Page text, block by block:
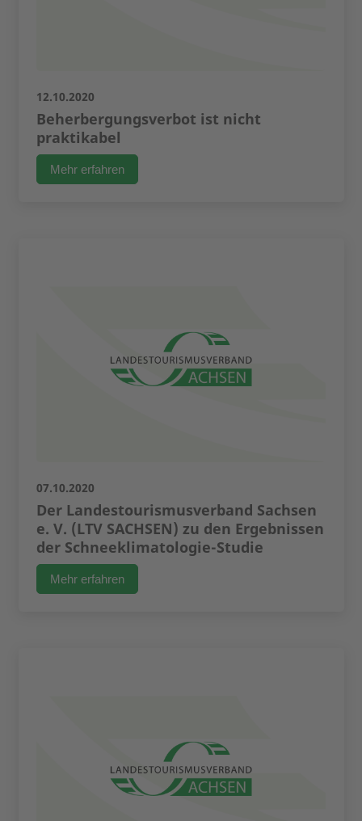
12.10.2020
Beherbergungsverbot ist nicht
praktikabel
Mehr erfahren
07.10.2020
Der Landestourismusverband Sachsen
e. V. (LTV SACHSEN) zu den Ergebnissen
der Schneeklimatologie-Studie
Mehr erfahren